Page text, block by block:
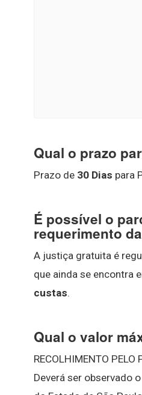
Qual o prazo
Prazo de 30 Dias para
É possível o
requerimento
A justiça gratuita é
que ainda se encontra
custas.
Qual o valor
RECOLHIMENTO PELO
Deverá ser observado